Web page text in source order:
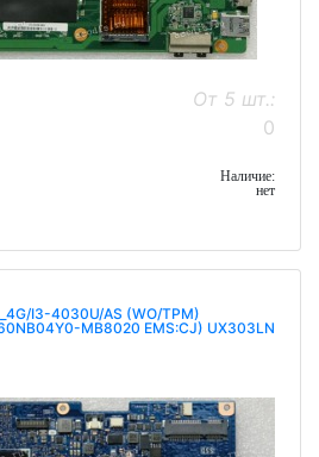
От 5 шт.:
0
Наличие:
нет
I3-4030U/AS (WO/TPM)
MB8020 EMS:СJ) UX303LN